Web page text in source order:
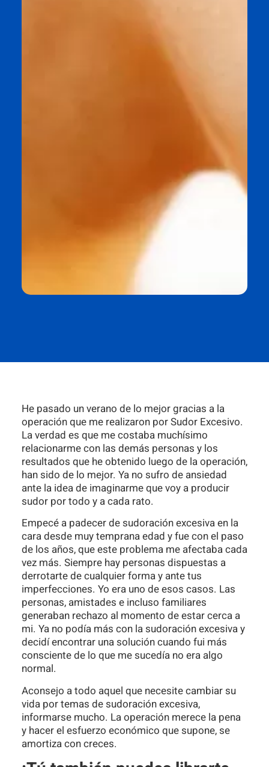
He pasado un verano de lo mejor gracias a la
operación que me realizaron por Sudor Excesivo.
La verdad es que me costaba muchísimo
relacionarme con las demás personas y los
resultados que he obtenido luego de la operación,
han sido de lo mejor. Ya no sufro de ansiedad
ante la idea de imaginarme que voy a producir
sudor por todo y a cada rato.
Empecé a padecer de sudoración excesiva en la
cara desde muy temprana edad y fue con el paso
de los años, que este problema me afectaba cada
vez más. Siempre hay personas dispuestas a
derrotarte de cualquier forma y ante tus
imperfecciones. Yo era uno de esos casos. Las
personas, amistades e incluso familiares
generaban rechazo al momento de estar cerca a
mi. Ya no podía más con la sudoración excesiva y
decidí encontrar una solución cuando fui más
consciente de lo que me sucedía no era algo
normal.
Aconsejo a todo aquel que necesite cambiar su
vida por temas de sudoración excesiva,
informarse mucho. La operación merece la pena
y hacer el esfuerzo económico que supone, se
amortiza con creces.